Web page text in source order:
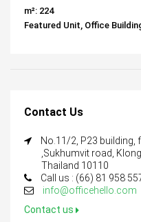
m²: 224
Featured Unit, Office
Contact Us
No.11/2, P23 building,
,Sukhumvit road,
Thailand 10110
Call us : (66) 81 958
info@officehello.com
Contact us